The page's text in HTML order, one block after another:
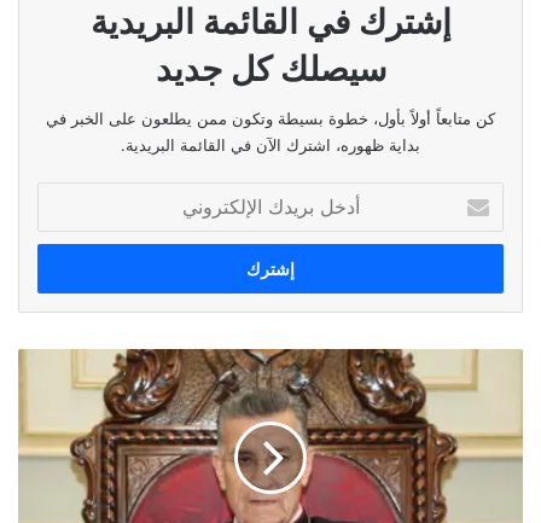
إشترك في القائمة البريدية
سيصلك كل جديد
كن متابعاً أولاً بأول، خطوة بسيطة وتكون ممن يطلعون على الخبر في
بداية ظهوره، اشترك الآن في القائمة البريدية.
بريدك
الإلكتروني